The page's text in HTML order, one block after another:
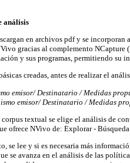
análisis
en archivos pdf y se
gracias al complemento
y sus programas, permitiendo su
creadas, antes de realizar el
emisor/ Destinatario / Medidas
emisor/ Destinatario / Medidas
textual se elige el análisis de
ofrece NVivo de: Explorar -
se lee y si es necesaria más
se avanza en el análisis de las